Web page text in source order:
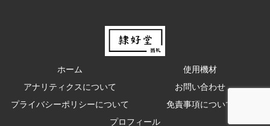
ホーム
使用機材
アナリティクスについて
お問い合わせ
プライバシーポリシーについて
免責事項について
プロフィール